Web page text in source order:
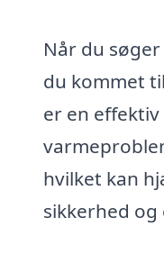
Når du
du kommet
er en
hvilket kan
sikkerhed